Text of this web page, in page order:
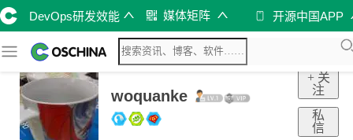
DevOps研发效能 媒体矩阵 开源中国APP
woquanke
+ 关
注
私
信